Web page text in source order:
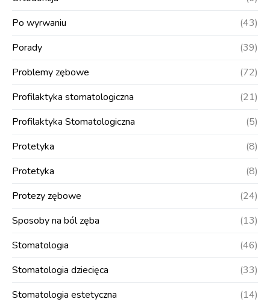
Po wyrwaniu
(43)
Porady
(39)
Problemy zębowe
(72)
Profilaktyka stomatologiczna
(21)
Profilaktyka Stomatologiczna
(5)
Protetyka
(8)
Protetyka
(8)
Protezy zębowe
(24)
Sposoby na ból zęba
(13)
Stomatologia
(46)
Stomatologia dziecięca
(33)
Stomatologia estetyczna
(14)